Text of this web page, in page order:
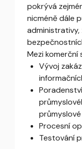
pokrývá
nicméně dále
Mezi komerční
Vývoj
Procesní
Testování